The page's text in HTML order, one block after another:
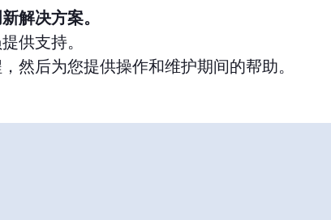
解决方案。
供支持。
然后为您提供操作和维护期间的帮助。